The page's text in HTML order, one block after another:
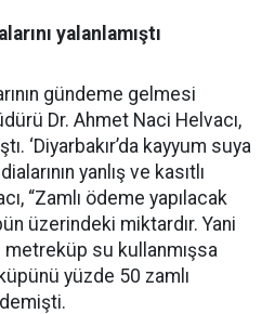
yalanlamıştı
gündeme gelmesi
Dr. Ahmet Naci Helvacı,
‘Diyarbakır’da kayyum suya
yanlış ve kasıtlı
“Zamlı ödeme yapılacak
üzerindeki miktardır. Yani
su kullanmışsa
yüzde 50 zamlı